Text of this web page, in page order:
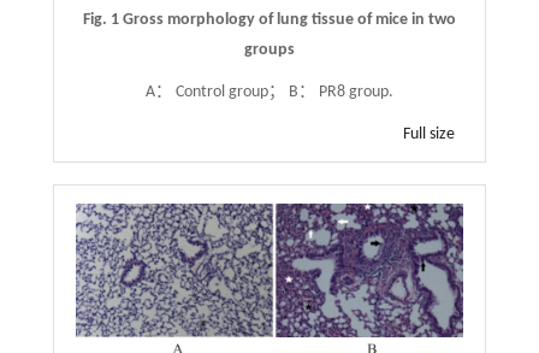
Fig. 1 Gross morphology of lung tissue of mice in two
groups
A： Control group； B： PR8 group.
Full size